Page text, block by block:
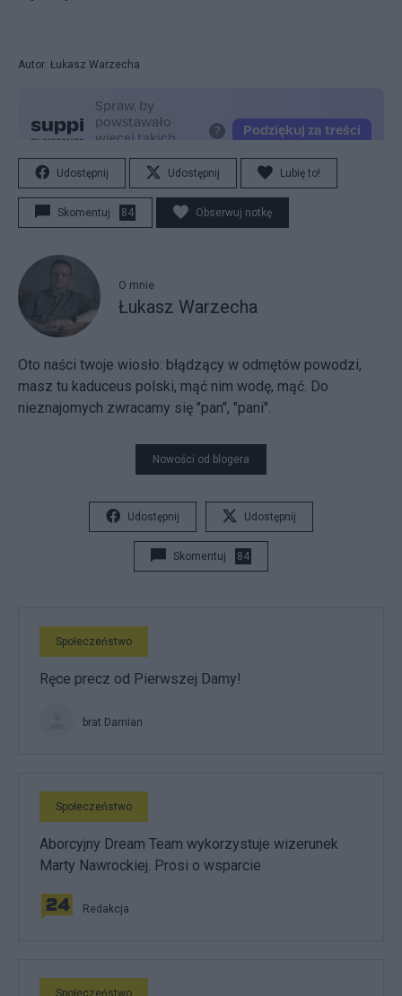
Autor: Łukasz Warzecha
Udostępnij Udostępnij Lubię to!
Skomentuj 84 Obserwuj notkę
O mnie
Łukasz Warzecha
Oto naści twoje wiosło: błądzący w odmętów powodzi,
masz tu kaduceus polski, mąć nim wodę, mąć. Do
nieznajomych zwracamy się "pan", "pani".
Nowości od blogera
Udostępnij Udostępnij
Skomentuj 84
Społeczeństwo
Ręce precz od Pierwszej Damy!
brat Damian
Społeczeństwo
Aborcyjny Dream Team wykorzystuje wizerunek
Marty Nawrockiej. Prosi o wsparcie
Redakcja
Społeczeństwo